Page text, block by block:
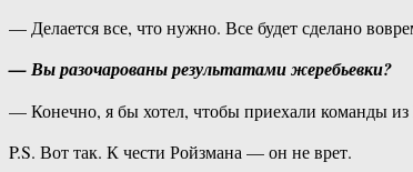
— Делается все, что нужно. Все будет сделано
— Вы разочарованы результатами жеребьевки?
— Конечно, я бы хотел, чтобы приехали команды
P.S. Вот так. К чести Ройзмана — он не врет.